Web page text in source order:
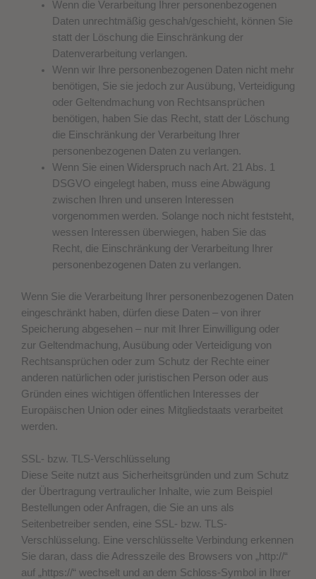
Wenn die Verarbeitung Ihrer personenbezogenen
Daten unrechtmäßig geschah/geschieht, können Sie
statt der Löschung die Einschränkung der
Datenverarbeitung verlangen.
Wenn wir Ihre personenbezogenen Daten nicht mehr
benötigen, Sie sie jedoch zur Ausübung, Verteidigung
oder Geltendmachung von Rechtsansprüchen
benötigen, haben Sie das Recht, statt der Löschung
die Einschränkung der Verarbeitung Ihrer
personenbezogenen Daten zu verlangen.
Wenn Sie einen Widerspruch nach Art. 21 Abs. 1
DSGVO eingelegt haben, muss eine Abwägung
zwischen Ihren und unseren Interessen
vorgenommen werden. Solange noch nicht feststeht,
wessen Interessen überwiegen, haben Sie das
Recht, die Einschränkung der Verarbeitung Ihrer
personenbezogenen Daten zu verlangen.
Wenn Sie die Verarbeitung Ihrer personenbezogenen Daten
eingeschränkt haben, dürfen diese Daten – von ihrer
Speicherung abgesehen – nur mit Ihrer Einwilligung oder
zur Geltendmachung, Ausübung oder Verteidigung von
Rechtsansprüchen oder zum Schutz der Rechte einer
anderen natürlichen oder juristischen Person oder aus
Gründen eines wichtigen öffentlichen Interesses der
Europäischen Union oder eines Mitgliedstaats verarbeitet
werden.
SSL- bzw. TLS-Verschlüsselung
Diese Seite nutzt aus Sicherheitsgründen und zum Schutz
der Übertragung vertraulicher Inhalte, wie zum Beispiel
Bestellungen oder Anfragen, die Sie an uns als
Seitenbetreiber senden, eine SSL- bzw. TLS-
Verschlüsselung. Eine verschlüsselte Verbindung erkennen
Sie daran, dass die Adresszeile des Browsers von „http://“
auf „https://“ wechselt und an dem Schloss-Symbol in Ihrer